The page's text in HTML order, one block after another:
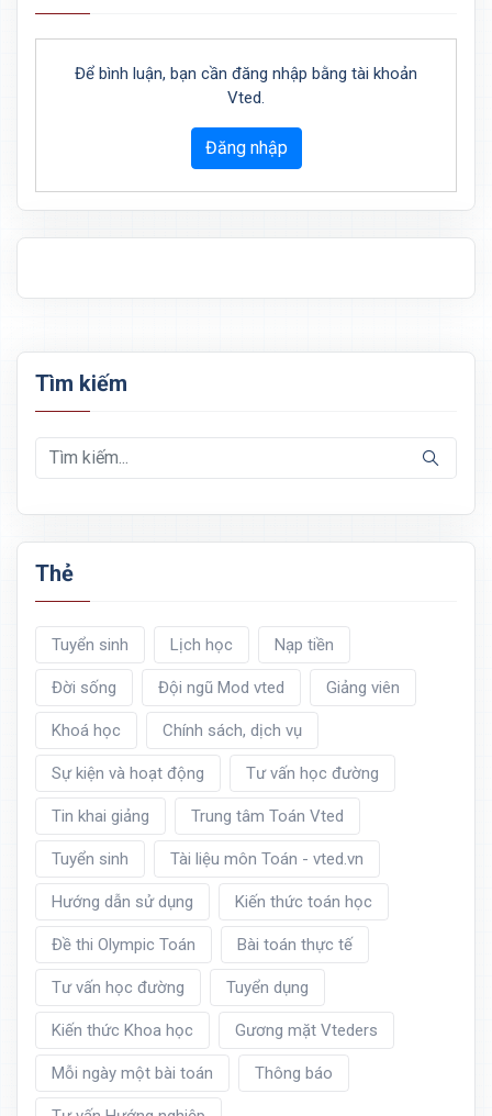
Để bình luận, bạn cần đăng nhập bằng tài khoản
Vted.
Đăng nhập
Tìm kiếm
Thẻ
Tuyển sinh Lịch học Nạp tiền
Đời sống Đội ngũ Mod vted Giảng viên
Khoá học Chính sách, dịch vụ
Sự kiện và hoạt động Tư vấn học đường
Tin khai giảng Trung tâm Toán Vted
Tuyển sinh Tài liệu môn Toán - vted.vn
Hướng dẫn sử dụng Kiến thức toán học
Đề thi Olympic Toán Bài toán thực tế
Tư vấn học đường Tuyển dụng
Kiến thức Khoa học Gương mặt Vteders
Mỗi ngày một bài toán Thông báo